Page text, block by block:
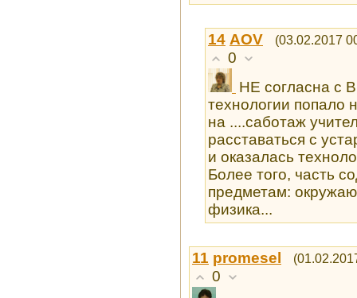
14 AOV (03.02.2017
0
НЕ согласна с
технологии попало
на ....саботаж
расставаться с
и оказалась
Более того, часть
предметам:
физика...
11 promesel
0